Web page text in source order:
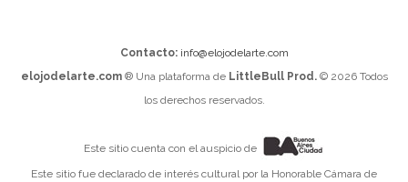
Contacto: info@elojodelarte.com
elojodelarte.com® Una plataforma de LittleBull Prod.© 2026 Todos
los derechos reservados.
Este sitio cuenta con el auspicio de
Este sitio fue declarado de interés cultural por la Honorable Cámara de